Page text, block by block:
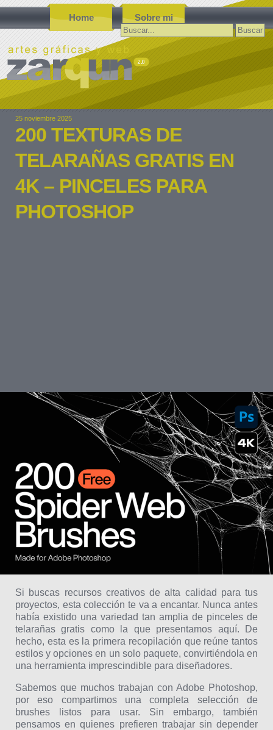
Home Sobre mi
Buscar:
25 noviembre 2025
200 TEXTURAS DE
TELARAÑAS GRATIS EN
4K – PINCELES PARA
PHOTOSHOP
Si buscas recursos creativos de alta calidad para tus
proyectos, esta colección te va a encantar. Nunca antes
había existido una variedad tan amplia de pinceles de
telarañas gratis como la que presentamos aquí. De
hecho, esta es la primera recopilación que reúne tantos
estilos y opciones en un solo paquete, convirtiéndola en
una herramienta imprescindible para diseñadores.
Sabemos que muchos trabajan con Adobe Photoshop,
por eso compartimos una completa selección de
brushes listos para usar. Sin embargo, también
pensamos en quienes prefieren trabajar sin depender